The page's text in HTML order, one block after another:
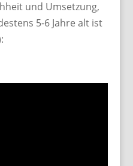
und Umsetzung,
5-6 Jahre alt ist